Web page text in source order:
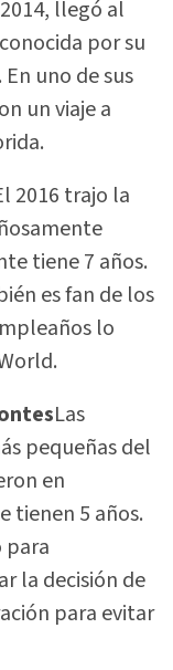
llegó al
por su
uno de sus
un viaje a
2016 trajo la
tiene 7 años.
es fan de los
lo
Las
pequeñas del
en
tienen 5 años.
para
la decisión de
para evitar